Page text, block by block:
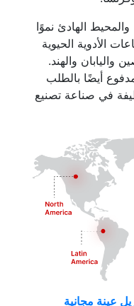
الهادئ نموًا
الأدوية الحيوية
واليابان والهند.
أيضًا بالطلب
في صناعة تصنيع